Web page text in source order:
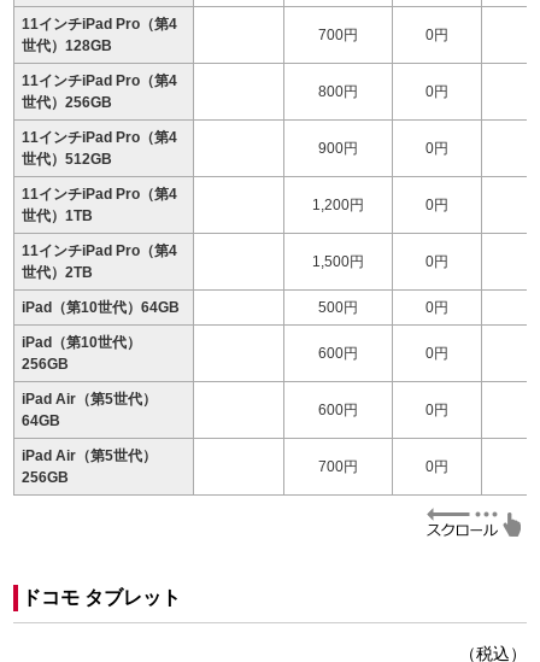
11インチiPad Pro（第4
世代）128GB
700円 0円
11インチiPad Pro（第4
世代）256GB
800円 0円
11インチiPad Pro（第4
世代）512GB
900円 0円
11インチiPad Pro（第4
世代）1TB
1,200円 0円
11インチiPad Pro（第4
世代）2TB
1,500円 0円
iPad（第10世代）64GB 500円 0円
iPad（第10世代）
256GB
600円 0円
iPad Air（第5世代）
64GB
600円 0円
iPad Air（第5世代）
256GB
700円 0円
ドコモ タブレット
（税込）